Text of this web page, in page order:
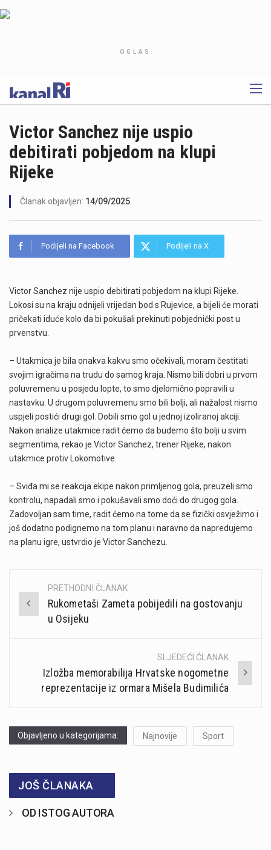
OGLAS
Victor Sanchez nije uspio
debitirati pobjedom na klupi
Rijeke
Članak objavljen: 14/09/2025
Podijeli na Facebook Podijeli na X
Victor Sanchez nije uspio debitirati pobjedom na klupi Rijeke.
Lokosi su na kraju odnijeli vrijedan bod s Rujevice, a bijeli će morati
pričekati iduće kolo da bi pokušali prekinuti pobjednički post u
prvenstvu.
– Utakmica je bila onakva kakvu smo očekivali, moram čestitati
svojim igračima na trudu do samog kraja. Nismo bili dobri u prvom
poluvremenu u posjedu lopte, to smo djelomično popravili u
nastavku. U drugom poluvremenu smo bili bolji, ali nažalost nismo
uspjeli postići drugi gol. Dobili smo gol u jednoj izoliranoj akciji.
Nakon analize utakmice radit ćemo da budemo što bolji u svim
segmentima, rekao je Victor Sanchez, trener Rijeke, nakon
utakmice protiv Lokomotive.
– Sviđa mi se reakcija ekipe nakon primljenog gola, preuzeli smo
kontrolu, napadali smo i pokušavali smo doći do drugog gola.
Zadovoljan sam time, radit ćemo na tome da se fizički osvježimo i
još dodatno podignemo na tom planu i naravno da napredujemo
na planu igre, ustvrdio je Victor Sanchezu.
Post
navigation
PRETHODNI ČLANAK
Rukometaši Zameta pobijedili na gostovanju
u Osijeku
SLJEDEĆI ČLANAK
Izložba memorabilija Hrvatske nogometne
reprezentacije iz ormara Mišela Budimilića
Objavljeno u kategorijama: Najnovije Sport
JOŠ ČLANAKA
OD ISTOG AUTORA